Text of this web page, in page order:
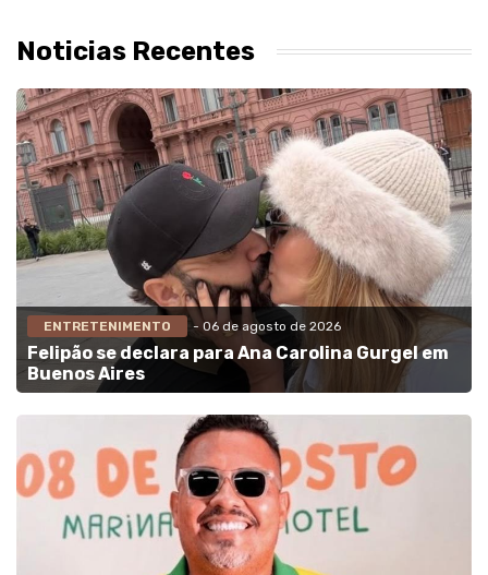
Noticias Recentes
ENTRETENIMENTO - 06 de agosto de 2026
Felipão se declara para Ana Carolina Gurgel em
Buenos Aires